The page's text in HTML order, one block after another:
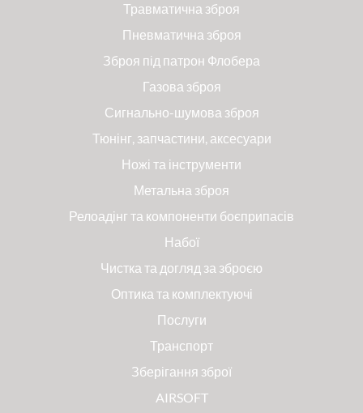
Травматична зброя
Пневматична зброя
Зброя під патрон Флобера
Газова зброя
Сигнально-шумова зброя
Тюнінг, запчастини, аксесуари
Ножі та інструменти
Метальна зброя
Релоадінг та компоненти боєприпасів
Набої
Чистка та догляд за зброєю
Оптика та комплектуючі
Послуги
Транспорт
Зберігання зброї
AIRSOFT